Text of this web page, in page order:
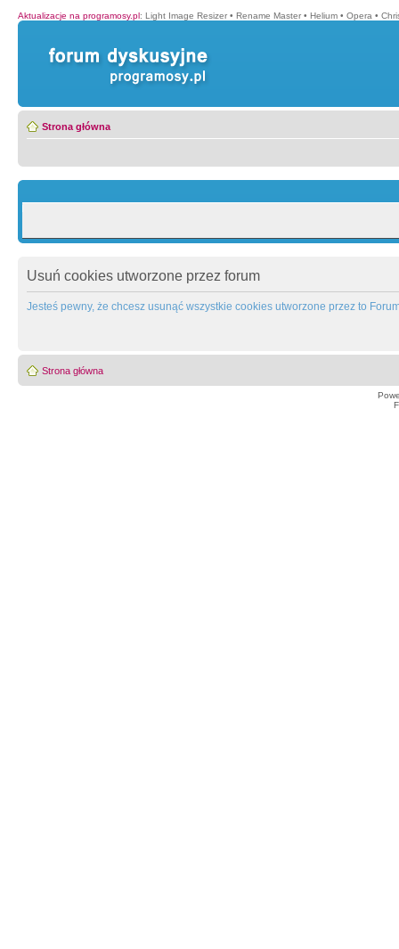
Aktualizacje na programosy.pl: Light Image Resizer • Rename Master • Helium • Opera •
Strona główna
Usuń cookies utworzone przez forum
Jesteś pewny, że chcesz usunąć wszystkie cookies utworzone przez to
Strona główna